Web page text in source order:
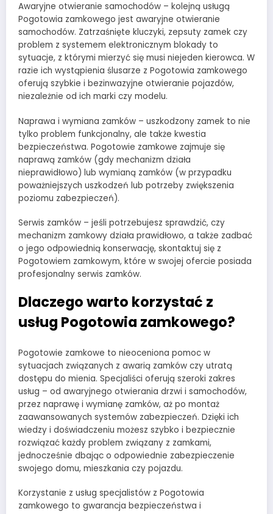
Awaryjne otwieranie samochodów – kolejną usługą
Pogotowia zamkowego jest awaryjne otwieranie
samochodów. Zatrzaśnięte kluczyki, zepsuty zamek czy
problem z systemem elektronicznym blokady to
sytuacje, z którymi mierzyć się musi niejeden kierowca. W
razie ich wystąpienia ślusarze z Pogotowia zamkowego
oferują szybkie i bezinwazyjne otwieranie pojazdów,
niezależnie od ich marki czy modelu.
Naprawa i wymiana zamków – uszkodzony zamek to nie
tylko problem funkcjonalny, ale także kwestia
bezpieczeństwa. Pogotowie zamkowe zajmuje się
naprawą zamków (gdy mechanizm działa
nieprawidłowo) lub wymianą zamków (w przypadku
poważniejszych uszkodzeń lub potrzeby zwiększenia
poziomu zabezpieczeń).
Serwis zamków – jeśli potrzebujesz sprawdzić, czy
mechanizm zamkowy działa prawidłowo, a także zadbać
o jego odpowiednią konserwację, skontaktuj się z
Pogotowiem zamkowym, które w swojej ofercie posiada
profesjonalny serwis zamków.
Dlaczego warto korzystać z
usług Pogotowia zamkowego?
Pogotowie zamkowe to nieoceniona pomoc w
sytuacjach związanych z awarią zamków czy utratą
dostępu do mienia. Specjaliści oferują szeroki zakres
usług – od awaryjnego otwierania drzwi i samochodów,
przez naprawę i wymianę zamków, aż po montaż
zaawansowanych systemów zabezpieczeń. Dzięki ich
wiedzy i doświadczeniu możesz szybko i bezpiecznie
rozwiązać każdy problem związany z zamkami,
jednocześnie dbając o odpowiednie zabezpieczenie
swojego domu, mieszkania czy pojazdu.
Korzystanie z usług specjalistów z Pogotowia
zamkowego to gwarancja bezpieczeństwa i